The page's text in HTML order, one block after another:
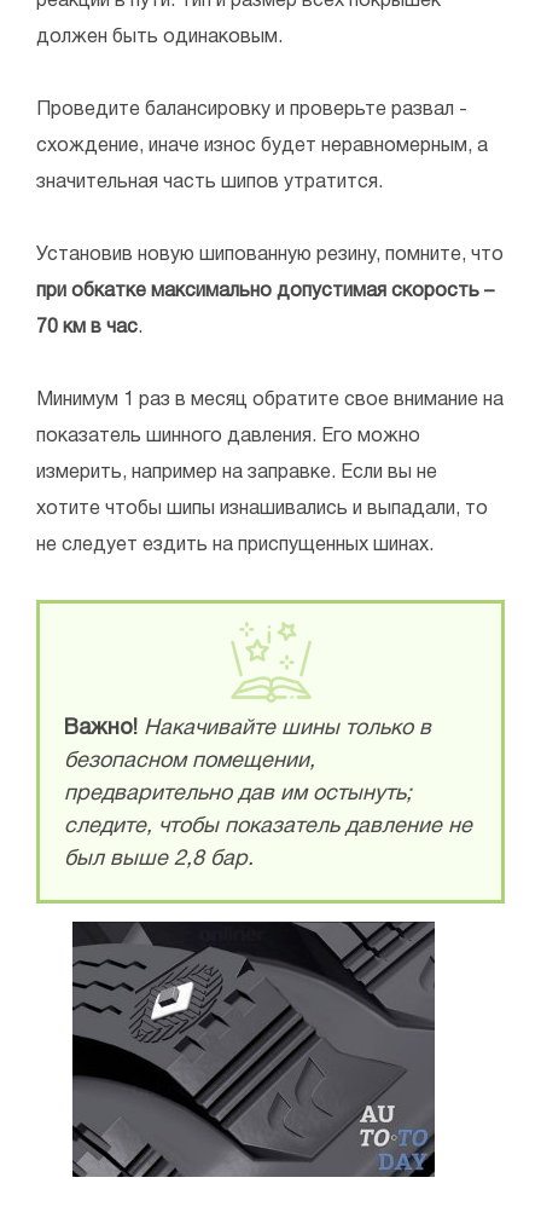
должен быть одинаковым.
Проведите балансировку и проверьте развал -
схождение, иначе износ будет неравномерным, а
значительная часть шипов утратится.
Установив новую шипованную резину, помните, что
при обкатке максимально допустимая скорость –
70 км в час.
Минимум 1 раз в месяц обратите свое внимание на
показатель шинного давления. Его можно
измерить, например на заправке. Если вы не
хотите чтобы шипы изнашивались и выпадали, то
не следует ездить на приспущенных шинах.
Важно! Накачивайте шины только в
безопасном помещении,
предварительно дав им остынуть;
следите, чтобы показатель давление не
был выше 2,8 бар.